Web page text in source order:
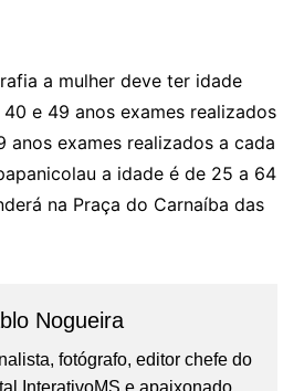
a mulher deve ter idade
e 49 anos exames realizados
anos exames realizados a cada
a idade é de 25 a 64
na Praça do Carnaíba das
Nogueira
fotógrafo, editor chefe do
InterativoMS e apaixonado